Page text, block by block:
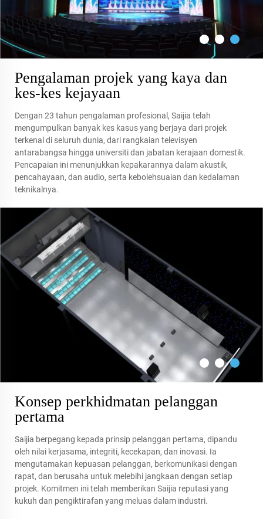
Pengalaman projek yang kaya dan
kes-kes kejayaan
Dengan 23 tahun pengalaman profesional, Saijia telah
mengumpulkan banyak kes kasus yang berjaya dari projek
terkenal di seluruh dunia, dari rangkaian televisyen
antarabangsa hingga universiti dan jabatan kerajaan domestik.
Pencapaian ini menunjukkan kepakarannya dalam akustik,
pencahayaan, dan audio, serta kebolehsuaian dan kedalaman
teknikalnya.
Konsep perkhidmatan pelanggan
pertama
Saijia berpegang kepada prinsip pelanggan pertama, dipandu
oleh nilai kerjasama, integriti, kecekapan, dan inovasi. Ia
mengutamakan kepuasan pelanggan, berkomunikasi dengan
rapat, dan berusaha untuk melebihi jangkaan dengan setiap
projek. Komitmen ini telah memberikan Saijia reputasi yang
kukuh dan pengiktirafan yang meluas dalam industri.